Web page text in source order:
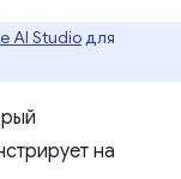
AI Studio для
на